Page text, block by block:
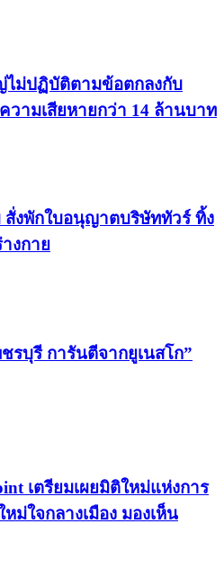
ม่ปฏิบัติตามข้อตกลงกับ
วามเสียหายกว่า 14 ล้านบาท
สั่งพักใบอนุญาตบริษัททัวร์ ทิ้ง
งกาย
รบุรี การันตีจากยูเนสโก”
เตรียมเผยมิติใหม่แห่งการ
ม่ใจกลางเมือง มองเห็น